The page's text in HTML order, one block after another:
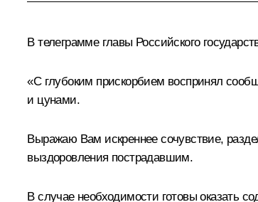
В телеграмме главы Российского
«С глубоким прискорбием воспринял
и цунами.
Выражаю Вам искреннее сочувствие,
выздоровления пострадавшим.
В случае необходимости готовы оказать